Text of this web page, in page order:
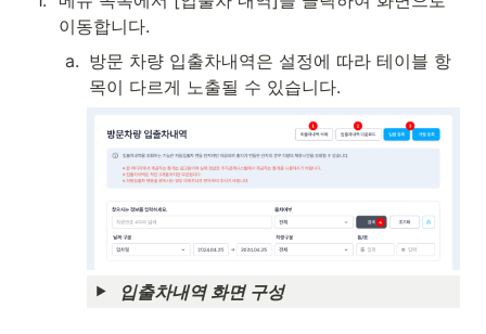
이동합니다.
a. 방문 차량 입출차내역은 설정에 따라 테이블 항
목이 다르게 노출될 수 있습니다.
입출차내역 화면 구성